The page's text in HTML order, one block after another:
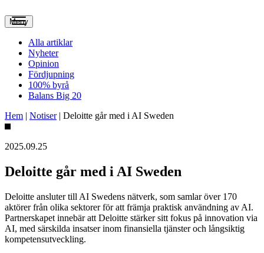
Meny
Alla artiklar
Nyheter
Opinion
Fördjupning
100% byrå
Balans Big 20
Hem | Notiser| Deloitte går med i AI Sweden
2025.09.25
Deloitte går med i AI Sweden
Deloitte ansluter till AI Swedens nätverk, som samlar över 170
aktörer från olika sektorer för att främja praktisk användning av AI.
Partnerskapet innebär att Deloitte stärker sitt fokus på innovation via
AI, med särskilda insatser inom finansiella tjänster och långsiktig
kompetensutveckling.